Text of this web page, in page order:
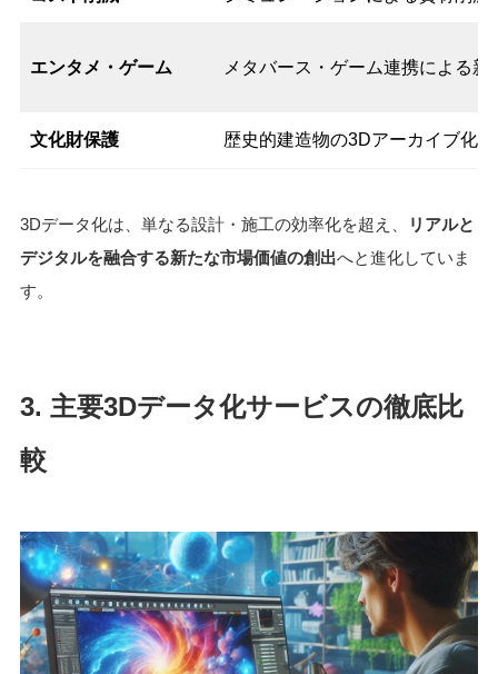
エンタメ・ゲーム メタバース・ゲーム連携による新
文化財保護 歴史的建造物の3Dアーカイブ化
3Dデータ化は、単なる設計・施工の効率化を超え、
リアルと
デジタルを融合する新たな市場価値の創出へと進化していま
す。
3. 主要3Dデータ化サービスの徹底比
較